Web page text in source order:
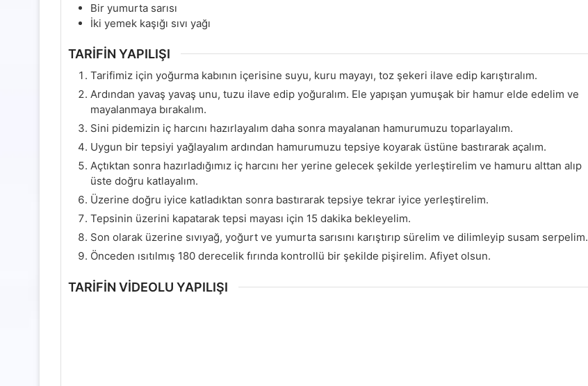
Bir yumurta sarısı
İki yemek kaşığı sıvı yağı
TARİFİN YAPILIŞI
Tarifimiz için yoğurma kabının içerisine suyu, kuru mayayı, toz şekeri ilave edip karıştıralım.
Ardından yavaş yavaş unu, tuzu ilave edip yoğuralım. Ele yapışan yumuşak bir hamur elde edelim ve
mayalanmaya bırakalım.
Sini pidemizin iç harcını hazırlayalım daha sonra mayalanan hamurumuzu toparlayalım.
Uygun bir tepsiyi yağlayalım ardından hamurumuzu tepsiye koyarak üstüne bastırarak açalım.
Açtıktan sonra hazırladığımız iç harcını her yerine gelecek şekilde yerleştirelim ve hamuru alttan alıp
üste doğru katlayalım.
Üzerine doğru iyice katladıktan sonra bastırarak tepsiye tekrar iyice yerleştirelim.
Tepsinin üzerini kapatarak tepsi mayası için 15 dakika bekleyelim.
Son olarak üzerine sıvıyağ, yoğurt ve yumurta sarısını karıştırıp sürelim ve dilimleyip susam serpelim.
Önceden ısıtılmış 180 derecelik fırında kontrollü bir şekilde pişirelim. Afiyet olsun.
TARİFİN VİDEOLU YAPILIŞI